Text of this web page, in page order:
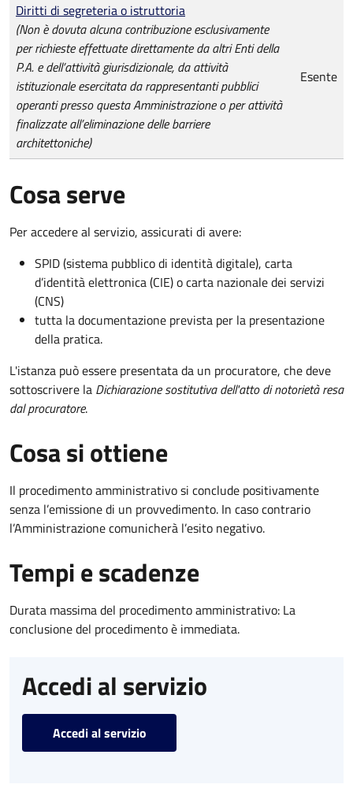
Diritti di segreteria o istruttoria
(Non è dovuta alcuna contribuzione esclusivamente
per richieste effettuate direttamente da altri Enti della
P.A. e dell’attività giurisdizionale, da attività
istituzionale esercitata da rappresentanti pubblici
operanti presso questa Amministrazione o per attività
finalizzate all’eliminazione delle barriere
architettoniche)
Esente
Cosa serve
Per accedere al servizio, assicurati di avere:
SPID (sistema pubblico di identità digitale), carta
d’identità elettronica (CIE) o carta nazionale dei servizi
(CNS)
tutta la documentazione prevista per la presentazione
della pratica.
L'istanza può essere presentata da un procuratore, che deve
sottoscrivere la Dichiarazione sostitutiva dell'atto di notorietà resa
dal procuratore.
Cosa si ottiene
Il procedimento amministrativo si conclude positivamente
senza l’emissione di un provvedimento. In caso contrario
l’Amministrazione comunicherà l’esito negativo.
Tempi e scadenze
Durata massima del procedimento amministrativo: La
conclusione del procedimento è immediata.
Accedi al servizio
Accedi al servizio